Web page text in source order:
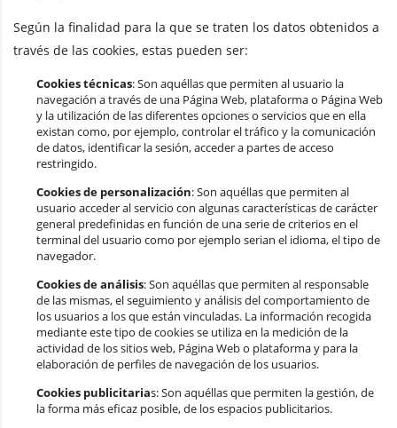
Según la finalidad para la que se traten los datos obtenidos a
través de las cookies, estas pueden ser:
Cookies técnicas: Son aquéllas que permiten al usuario la
navegación a través de una Página Web, plataforma o Página Web
y la utilización de las diferentes opciones o servicios que en ella
existan como, por ejemplo, controlar el tráfico y la comunicación
de datos, identificar la sesión, acceder a partes de acceso
restringido.
Cookies de personalización: Son aquéllas que permiten al
usuario acceder al servicio con algunas características de carácter
general predefinidas en función de una serie de criterios en el
terminal del usuario como por ejemplo serian el idioma, el tipo de
navegador.
Cookies de análisis: Son aquéllas que permiten al responsable
de las mismas, el seguimiento y análisis del comportamiento de
los usuarios a los que están vinculadas. La información recogida
mediante este tipo de cookies se utiliza en la medición de la
actividad de los sitios web, Página Web o plataforma y para la
elaboración de perfiles de navegación de los usuarios.
Cookies publicitarias: Son aquéllas que permiten la gestión, de
la forma más eficaz posible, de los espacios publicitarios.